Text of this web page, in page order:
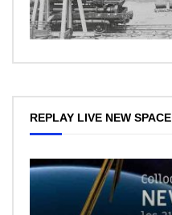
REPLAY LIVE NEW SPACE